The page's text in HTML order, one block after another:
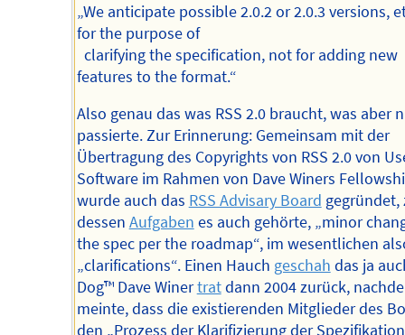
„We anticipate possible 2.0.2 or 2.0.3 versions,
for the purpose of
clarifying the specification, not for adding new
features to the format.“
Also genau das was RSS 2.0 braucht, was aber
passierte. Zur Erinnerung: Gemeinsam mit der
Übertragung des Copyrights von RSS 2.0 von
Software im Rahmen von Dave Winers
wurde auch das RSS Advisary Board gegründet,
dessen Aufgaben es auch gehörte, „minor
the spec per the roadmap“, im wesentlichen
„clarifications“. Einen Hauch geschah das ja
Dog™ Dave Winertratdann 2004 zurück,
meinte, dass die existierenden Mitglieder des
den „Prozess der Klarifizierung der